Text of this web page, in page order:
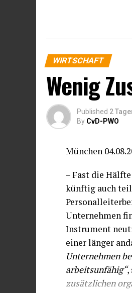
WIRTSCHAFT
Wenig
Published 2
By CvD-PWO
München
– Fast die
künftig auch
Unternehmen
Instrument
einer länger
Unternehmen
arbeitsunfähig“,
zusätzlichen